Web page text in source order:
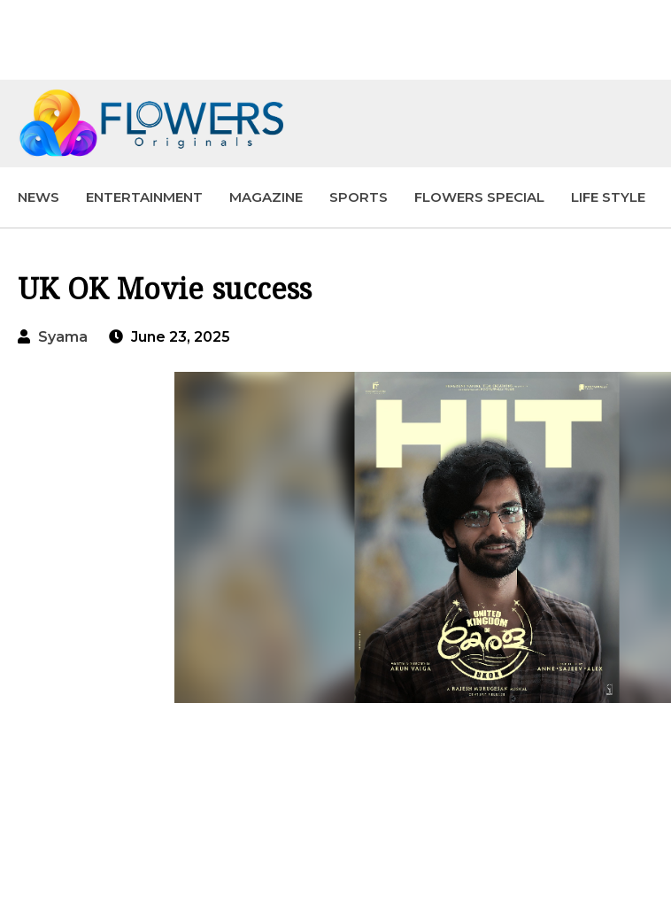
NEWS ENTERTAINMENT MAGAZINE SPORTS FLOWERS SPECIAL LIFE STYLE
UK OK Movie success
Syama June 23, 2025